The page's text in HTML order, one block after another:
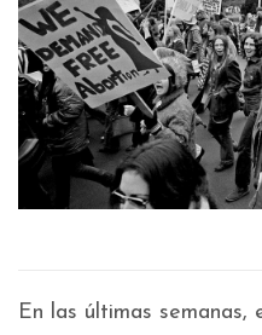
En las últimas